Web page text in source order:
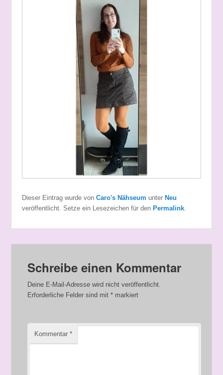
Dieser Eintrag wurde von Caro's Nähseum unter Neu
veröffentlicht. Setze ein Lesezeichen für den Permalink.
Schreibe einen Kommentar
Deine E-Mail-Adresse wird nicht veröffentlicht.
Erforderliche Felder sind mit* markiert
Kommentar*